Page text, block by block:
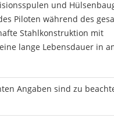
und
Piloten während des
Stahlkonstruktion mit
lange Lebensdauer in
Angaben sind zu